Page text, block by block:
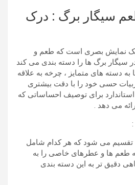
سیگار برگ : درک
نمایش بصری است که طعم و
برگ ها را دسته بندی می کند
به دسته های متمایز ، چرخه به علاقه
حسی خود را با دقت بیشتری
برای توصیف احساساتی که
می دهد .
تقسیم می شود که هر کدام شامل
طعم ها و عطرهای خاصی را به
دقیق تر به این دسته بندی